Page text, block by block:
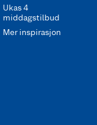
Ukas 4
middagstilbud
Mer inspirasjon